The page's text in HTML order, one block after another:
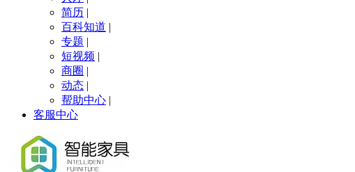
简历 |
百科知道 |
专题 |
短视频 |
商圈 |
动态 |
帮助中心 |
客服中心